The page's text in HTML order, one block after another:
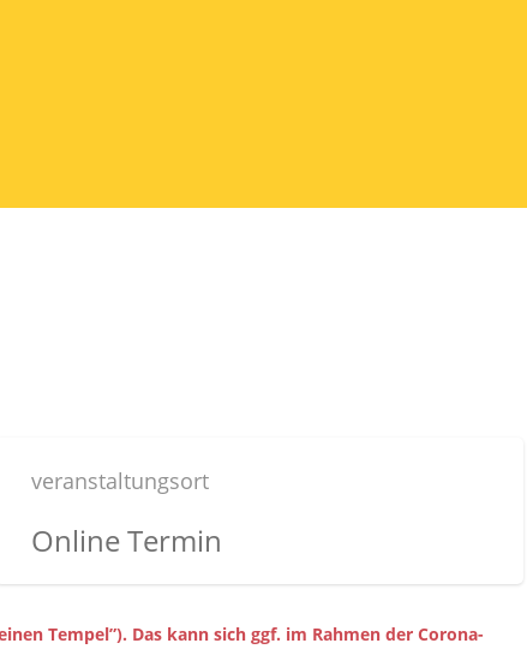
veranstaltungsort
Online Termin
Tempel”). Das kann sich ggf. im Rahmen der Corona-